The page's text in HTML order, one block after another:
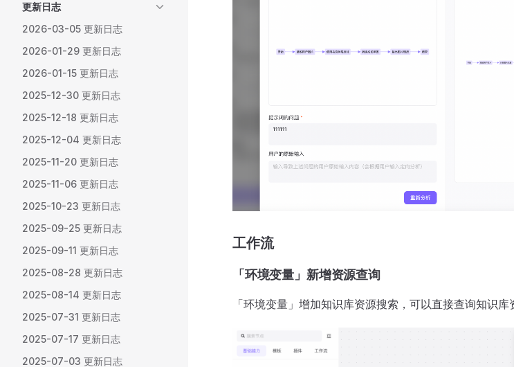
更新日志
2026-03-05 更新日志
2026-01-29 更新日志
2026-01-15 更新日志
2025-12-30 更新日志
2025-12-18 更新日志
2025-12-04 更新日志
2025-11-20 更新日志
2025-11-06 更新日志
2025-10-23 更新日志
2025-09-25 更新日志
2025-09-11 更新日志
2025-08-28 更新日志
2025-08-14 更新日志
2025-07-31 更新日志
2025-07-17 更新日志
2025-07-03 更新日志
工作流
「环境变量」新增资源查询
「环境变量」增加知识库资源搜索，可以直接查询知识